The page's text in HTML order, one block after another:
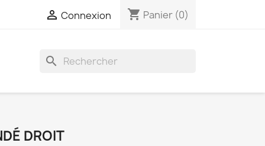
 Connexion shopping_cart Panier (0)
search
DROIT